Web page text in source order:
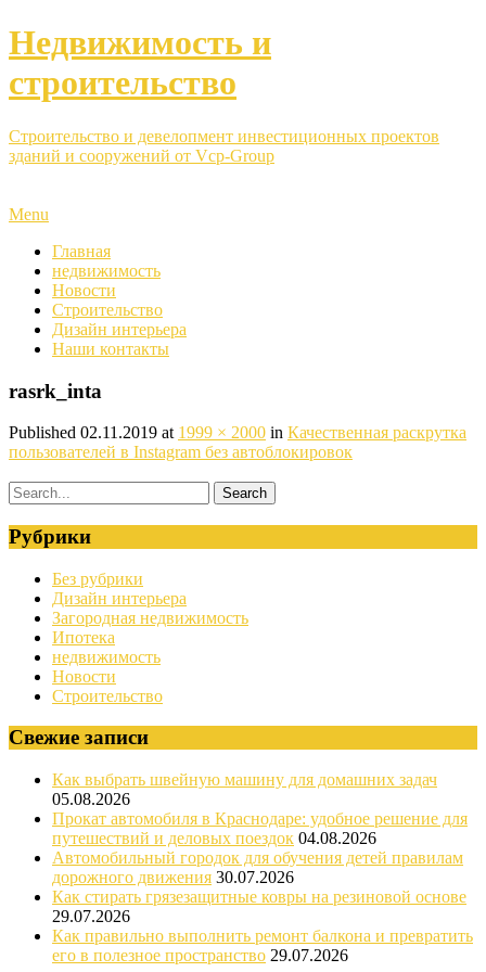
Недвижимость и
строительство
Строительство и девелопмент инвестиционных проектов
зданий и сооружений от Vcp-Group
Menu
Главная
недвижимость
Новости
Строительство
Дизайн интерьера
Наши контакты
rasrk_inta
Published 02.11.2019 at 1999 × 2000 in Качественная раскрутка
пользователей в Instagram без автоблокировок
Рубрики
Без рубрики
Дизайн интерьера
Загородная недвижимость
Ипотека
недвижимость
Новости
Строительство
Свежие записи
Как выбрать швейную машину для домашних задач
05.08.2026
Прокат автомобиля в Краснодаре: удобное решение для
путешествий и деловых поездок 04.08.2026
Автомобильный городок для обучения детей правилам
дорожного движения 30.07.2026
Как стирать грязезащитные ковры на резиновой основе
29.07.2026
Как правильно выполнить ремонт балкона и превратить
его в полезное пространство 29.07.2026